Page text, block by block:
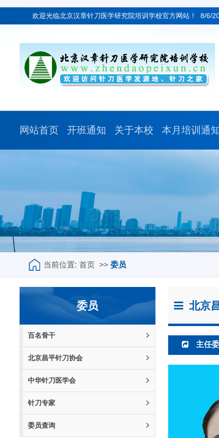
欢迎光临北京汉章针刀医学研究院培训学校官方网站！ 8/6/
网站首页 开班通知 关于本校 本月培训通
当前位置: 首页 >> 委员
北京
主任
委员
百名骨干
北京昌平针刀协会
中华针刀医学会
针刀专家
委员查询